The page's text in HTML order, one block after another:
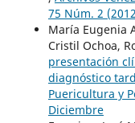
75 Núm. 2
María Eugenia
Cristil Ochoa,
presentación
diagnóstico
Puericultura y
Diciembre